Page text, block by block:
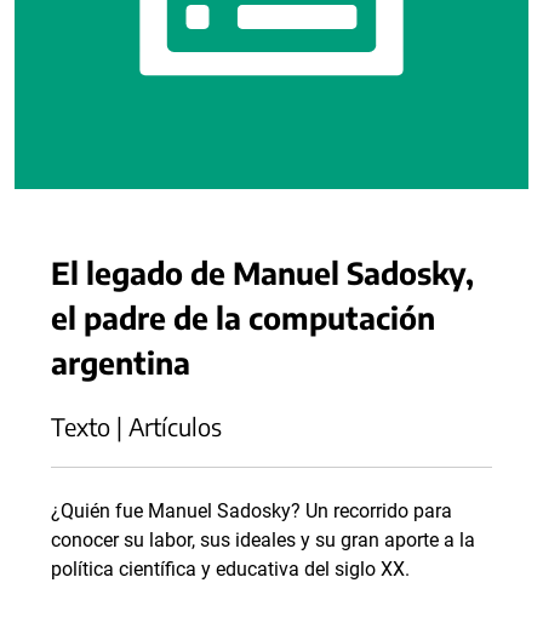
El legado de Manuel Sadosky,
el padre de la computación
argentina
Texto | Artículos
¿Quién fue Manuel Sadosky? Un recorrido para
conocer su labor, sus ideales y su gran aporte a la
política científica y educativa del siglo XX.